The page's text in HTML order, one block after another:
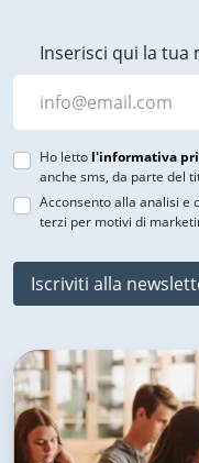
Inserisci qui la tua
Ho letto l'informativa
anche sms, da parte del
Acconsento alla analisi e
terzi per motivi di
Iscriviti alla